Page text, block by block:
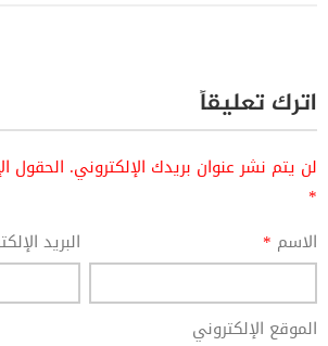
اترك تعليقاً
لن يتم نشر عنوان بريدك الإلكتروني. الحقول
*
الاسم * البريد
الموقع الإلكتروني